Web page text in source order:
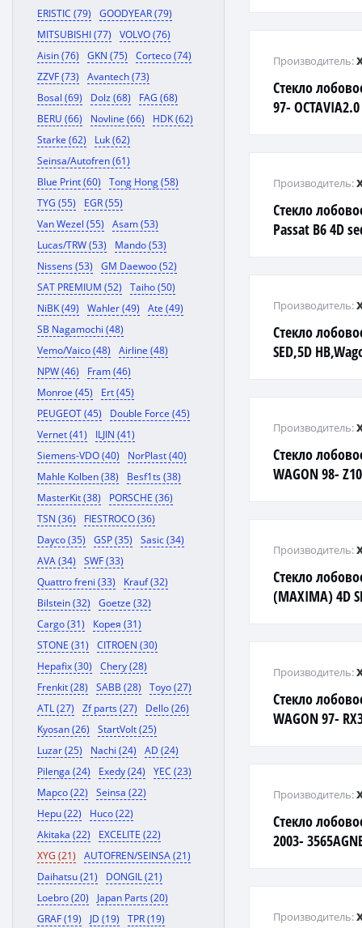
ERISTIC (79)
GOODYEAR (79)
MITSUBISHI (77)
VOLVO (76)
Aisin (76)
GKN (75)
Corteco (74)
ZZVF (73)
Avantech (73)
Bosal (69)
Dolz (68)
FAG (68)
BERU (66)
Novline (66)
HDK (62)
Starke (62)
Luk (62)
Seinsa/Autofren (61)
Blue Print (60)
Tong Hong (58)
TYG (55)
EGR (55)
Van Wezel (55)
Asam (53)
Lucas/TRW (53)
Mando (53)
Nissens (53)
GM Daewoo (52)
SAT PREMIUM (52)
Taiho (50)
NiBK (49)
Wahler (49)
Ate (49)
SB Nagamochi (48)
Vemo/Vaico (48)
Airline (48)
NPW (46)
Fram (46)
Monroe (45)
Ert (45)
PEUGEOT (45)
Double Force (45)
Vernet (41)
ILJIN (41)
Siemens-VDO (40)
NorPlast (40)
Mahle Kolben (38)
Besf1ts (38)
MasterKit (38)
PORSCHE (36)
TSN (36)
FIESTROCO (36)
Dayco (35)
GSP (35)
Sasic (34)
AVA (34)
SWF (33)
Quattro freni (33)
Krauf (32)
Bilstein (32)
Goetze (32)
Cargo (31)
Корея (31)
STONE (31)
CITROEN (30)
Hepafix (30)
Chery (28)
Frenkit (28)
SABB (28)
Toyo (27)
ATL (27)
Zf parts (27)
Dello (26)
Kyosan (26)
StartVolt (25)
Luzar (25)
Nachi (24)
AD (24)
Pilenga (24)
Exedy (24)
YEC (23)
Mapco (22)
Seinsa (22)
Hepu (22)
Huco (22)
Akitaka (22)
EXCELITE (22)
XYG (21)
AUTOFREN/SEINSA (21)
Daihatsu (21)
DONGIL (21)
Loebro (20)
Japan Parts (20)
GRAF (19)
JD (19)
TPR (19)
Стекло
97-
Производитель:
Стекло
Passat B6 4D
Производитель:
Стекло
SED,5D
Производитель:
Стекло
WAGON 98-
Производитель:
Стекло
(MAXIMA) 4D
Производитель:
Стекло
WAGON 97-
Производитель:
Стекло
2003-
Производитель:
Производитель: